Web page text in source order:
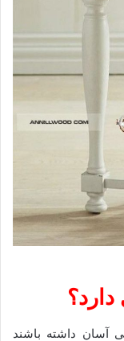
؟
آسان داشته باشند